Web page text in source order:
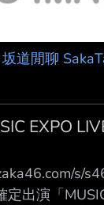
坂道閒聊
EXPO
s/
出演「